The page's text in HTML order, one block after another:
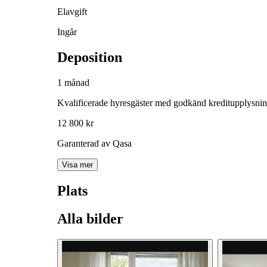
Elavgift
Ingår
Deposition
1 månad
Kvalificerade hyresgäster med godkänd
12 800 kr
Garanterad av Qasa
Visa mer
Plats
Alla bilder